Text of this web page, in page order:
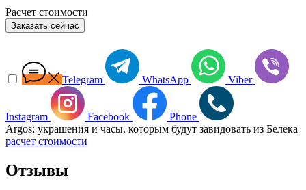
Расчет стоимости
Заказать сейчас
Telegram WhatsApp Viber
Instagram Facebook
Phone
Argos: украшения и часы, которым будут завидовать из Белека
расчет стоимости
Отзывы